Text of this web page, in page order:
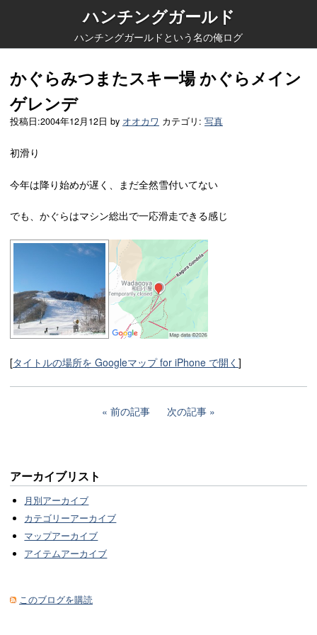
ハンチングガールド
ハンチングガールドという名の俺ログ
かぐらみつまたスキー場 かぐらメイン
ゲレンデ
投稿日:2004年12月12日 by オオカワ カテゴリ: 写真
初滑り
今年は降り始めが遅く、まだ全然雪付いてない
でも、かぐらはマシン総出で一応滑走できる感じ
[タイトルの場所を Googleマップ for iPhone で開く ]
前の記事 次の記事
アーカイブリスト
月別アーカイブ
カテゴリーアーカイブ
マップアーカイブ
アイテムアーカイブ
このブログを購読